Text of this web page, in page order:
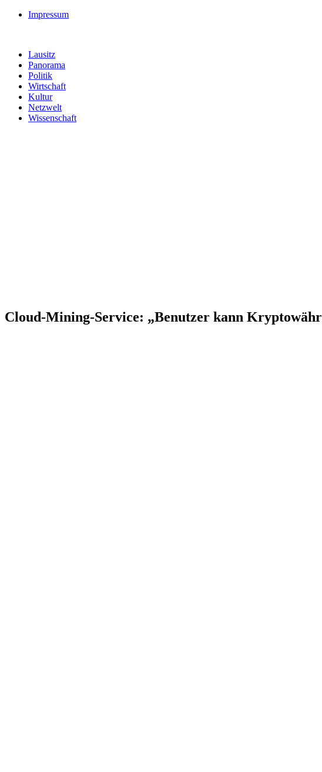
Impressum
Lausitz
Panorama
Politik
Wirtschaft
Kultur
Netzwelt
Wissenschaft
Cloud-Mining-Service: „Benutzer kann